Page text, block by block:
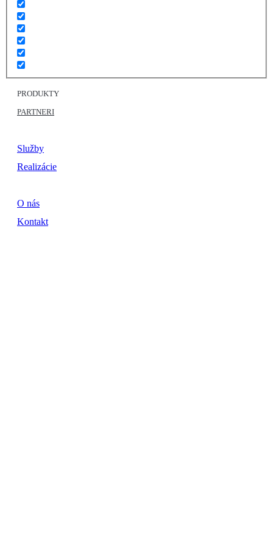
PRODUKTY
PARTNERI
Služby
Realizácie
O nás
Kontakt